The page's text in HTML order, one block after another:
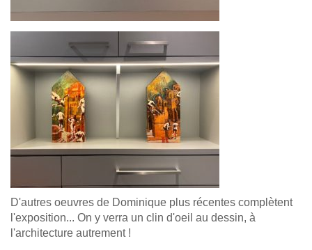
D'autres oeuvres de Dominique plus récentes complètent
l'exposition... On y verra un clin d'oeil au dessin, à
l'architecture autrement !